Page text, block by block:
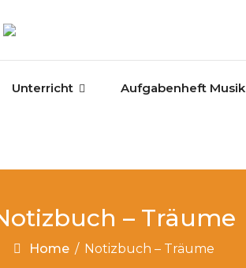
Unterricht Aufgabenheft Musik
– Träume
Home / Notizbuch – Träume